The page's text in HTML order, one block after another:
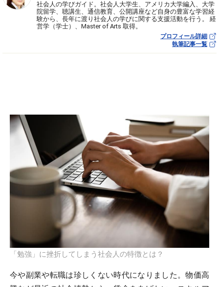
社会人の学びガイド。社会人大学生、アメリカ大学編入、大学
院留学、聴講生、通信教育、公開講座など自身の豊富な学習経
験から、長年に渡り社会人の学びに関する支援活動を行う。 経
営学（学士）、Master of Arts 取得。
プロフィール詳細
執筆記事一覧
「勉強」に挫折してしまう社会人の特徴とは？
今や副業や転職は珍しくない時代になりました。物価高